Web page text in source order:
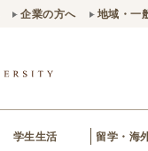
企業の方へ 地域・一
学生生活 留学・海